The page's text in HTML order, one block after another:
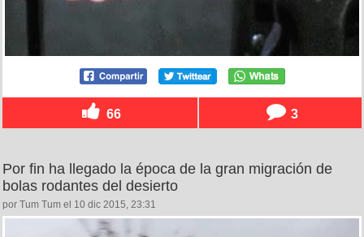
66 3
Por fin ha llegado la época de la gran migración de
bolas rodantes del desierto
por Tum Tum el 10 dic 2015, 23:31